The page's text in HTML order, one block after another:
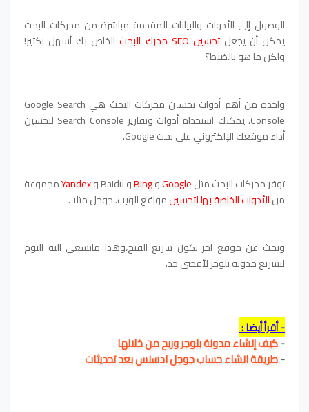
الوصول إلى الأدوات والبيانات المقدمة مباشرة من محركات البحث
يمكن أن يجعلتحسين SEO محرك البحث
الخاص بك أسهل بكثير!
ولكن ما هو بالضبط؟
واحدة من أهم أدوات تحسين محركات البحث هي Google Search
Console. يمكنك استخدام أدوات وتقارير Search Console لتحسين
أداء موقعك الإلكتروني على بحث Google.
توفر محركات البحث مثلGoogleوBingو Baidu و Yandexمجموعة
منالأدوات الخاصة بها لتحسينمواقع الويب. جوجل مثلا .
وبحث عن موقع آخر يكون سريع الفتح،وهذا مانسعى الية اليوم
لتسريع مدونة بلوجر لأقصى حد.
- أقرأ أيضا :
-كيف إنشاء مدونة بلوجر وربح من خلالها
-طريقة انشاء حساب جوجل ادسنس بعد تحديثات